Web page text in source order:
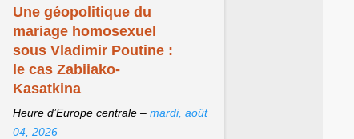
Une géopolitique du
mariage homosexuel
sous Vladimir Poutine :
le cas Zabiiako-
Kasatkina
Heure d’Europe centrale – mardi, août
04, 2026